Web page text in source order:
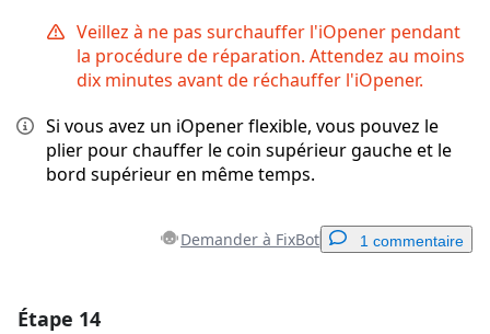
Veillez à ne pas surchauffer l'iOpener pendant
la procédure de réparation. Attendez au moins
dix minutes avant de réchauffer l'iOpener.
Si vous avez un iOpener flexible, vous pouvez le
plier pour chauffer le coin supérieur gauche et le
bord supérieur en même temps.
Demander à FixBot 1 commentaire
Étape 14